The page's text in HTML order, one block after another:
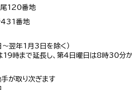
120番地
431番地
翌年1月3日を除く）
時まで延長し、第4日曜日は8時30分か
が取り次ぎます